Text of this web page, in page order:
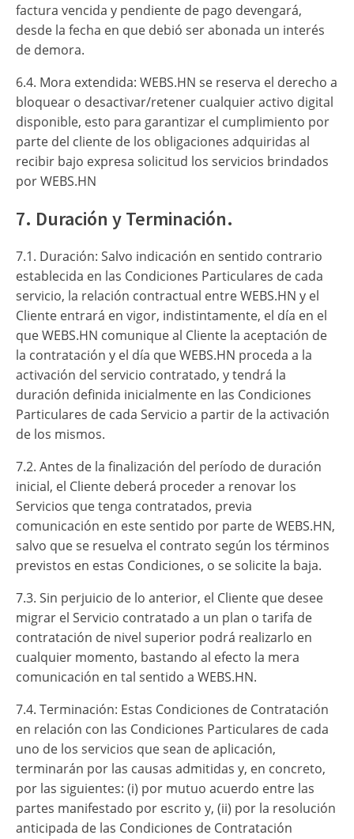
factura vencida y pendiente de pago devengará,
desde la fecha en que debió ser abonada un interés
de demora.
6.4. Mora extendida: WEBS.HN se reserva el derecho a
bloquear o desactivar/retener cualquier activo digital
disponible, esto para garantizar el cumplimiento por
parte del cliente de los obligaciones adquiridas al
recibir bajo expresa solicitud los servicios brindados
por WEBS.HN
7. Duración y Terminación.
7.1. Duración: Salvo indicación en sentido contrario
establecida en las Condiciones Particulares de cada
servicio, la relación contractual entre WEBS.HN y el
Cliente entrará en vigor, indistintamente, el día en el
que WEBS.HN comunique al Cliente la aceptación de
la contratación y el día que WEBS.HN proceda a la
activación del servicio contratado, y tendrá la
duración definida inicialmente en las Condiciones
Particulares de cada Servicio a partir de la activación
de los mismos.
7.2. Antes de la finalización del período de duración
inicial, el Cliente deberá proceder a renovar los
Servicios que tenga contratados, previa
comunicación en este sentido por parte de WEBS.HN,
salvo que se resuelva el contrato según los términos
previstos en estas Condiciones, o se solicite la baja.
7.3. Sin perjuicio de lo anterior, el Cliente que desee
migrar el Servicio contratado a un plan o tarifa de
contratación de nivel superior podrá realizarlo en
cualquier momento, bastando al efecto la mera
comunicación en tal sentido a WEBS.HN.
7.4. Terminación: Estas Condiciones de Contratación
en relación con las Condiciones Particulares de cada
uno de los servicios que sean de aplicación,
terminarán por las causas admitidas y, en concreto,
por las siguientes: (i) por mutuo acuerdo entre las
partes manifestado por escrito y, (ii) por la resolución
anticipada de las Condiciones de Contratación